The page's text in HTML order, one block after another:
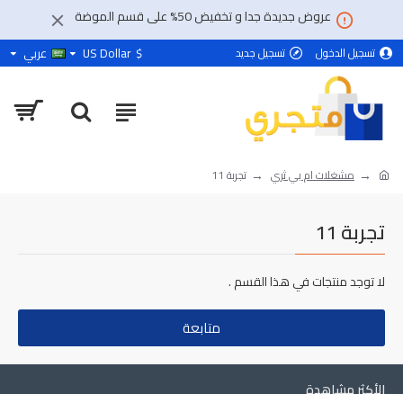
عروض جديدة جدا و تخفيض 50% على قسم الموضة
تسجيل الدخول تسجيل جديد $
US Dollar عربي
مشغلات ام بي ثري تجربة 11
تجربة 11
لا توجد منتجات في هذا القسم .
متابعة